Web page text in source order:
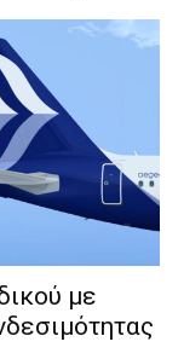
με